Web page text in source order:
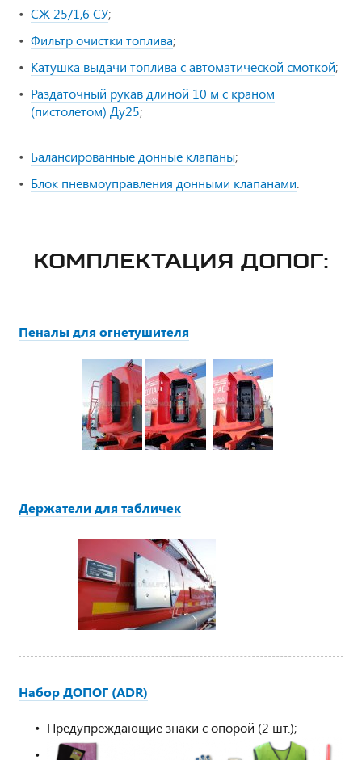
СЖ 25/1,6 СУ;
Фильтр очистки топлива;
Катушка выдачи топлива с автоматической смоткой;
Раздаточный рукав длиной 10 м с краном
(пистолетом) Ду25;
Балансированные донные клапаны;
Блок пневмоуправления донными клапанами.
КОМПЛЕКТАЦИЯ ДОПОГ:
Пеналы для огнетушителя
Держатели для табличек
Набор ДОПОГ (ADR)
Предупреждающие знаки с опорой (2 шт.);